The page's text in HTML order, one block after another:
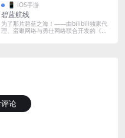
📱 iOS手游
碧蓝航线
为了那片碧蓝之海！——由bilibili独家代
理、蛮啾网络与勇仕网络联合开发的《...
论